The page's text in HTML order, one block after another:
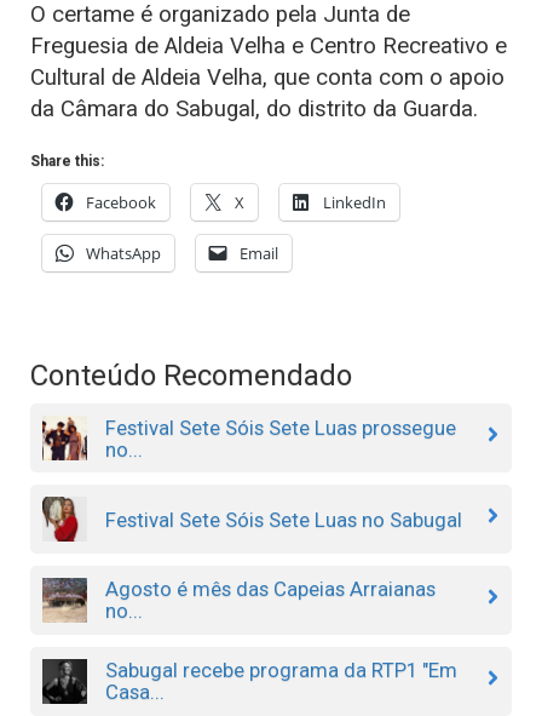
O certame é organizado pela Junta de
Freguesia de Aldeia Velha e Centro Recreativo e
Cultural de Aldeia Velha, que conta com o apoio
da Câmara do Sabugal, do distrito da Guarda.
Share this:
Facebook X LinkedIn
WhatsApp Email
Conteúdo Recomendado
Festival Sete Sóis Sete Luas prossegue
no...
Festival Sete Sóis Sete Luas no Sabugal
Agosto é mês das Capeias Arraianas
no...
Sabugal recebe programa da RTP1 "Em
Casa...